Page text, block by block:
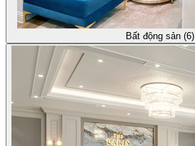
Bất động sản (6)